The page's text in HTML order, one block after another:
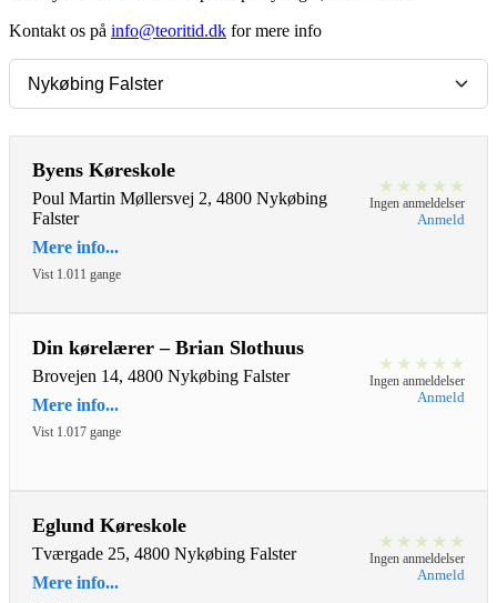
Kontakt os på info@teoritid.dk for mere info
Byens Køreskole
Poul Martin Møllersvej 2, 4800 Nykøbing
Falster
Mere info...
Vist 1.011 gange
★ ★ ★ ★ ★
Ingen anmeldelser
Anmeld
Din kørelærer – Brian Slothuus
Brovejen 14, 4800 Nykøbing Falster
Mere info...
Vist 1.017 gange
★ ★ ★ ★ ★
Ingen anmeldelser
Anmeld
Eglund Køreskole
Tværgade 25, 4800 Nykøbing Falster
Mere info...
★ ★ ★ ★ ★
Ingen anmeldelser
Anmeld